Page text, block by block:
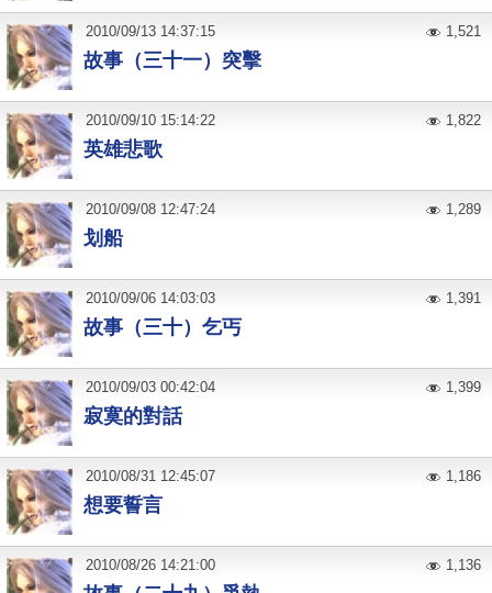
故事（三十一）突擊
2010/09/13 14:37:15 1,521
英雄悲歌
2010/09/10 15:14:22 1,822
划船
2010/09/08 12:47:24 1,289
故事（三十）乞丐
2010/09/06 14:03:03 1,391
寂寞的對話
2010/09/03 00:42:04 1,399
想要誓言
2010/08/31 12:45:07 1,186
2010/08/26 14:21:00 1,136